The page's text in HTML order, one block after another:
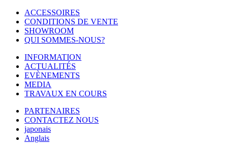
ACCESSOIRES
CONDITIONS DE VENTE
SHOWROOM
QUI SOMMES-NOUS?
INFORMATION
ACTUALITÉS
EVÈNEMENTS
MEDIA
TRAVAUX EN COURS
PARTENAIRES
CONTACTEZ NOUS
japonais
Anglais